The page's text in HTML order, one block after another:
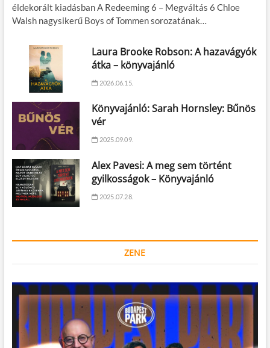
éldekorált kiadásban A Redeeming 6 – Megváltás 6 Chloe
Walsh nagysikerű Boys of Tommen sorozatának…
Laura Brooke Robson: A hazavágyók
átka – könyvajánló
2026.06.15.
Könyvajánló: Sarah Hornsley: Bűnös
vér
2025.09.09.
Alex Pavesi: A meg sem történt
gyilkosságok – Könyvajánló
2025.07.28.
ZENE